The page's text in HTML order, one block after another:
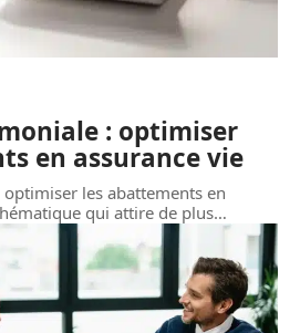
: optimiser
en assurance vie
les abattements en
qui attire de plus…